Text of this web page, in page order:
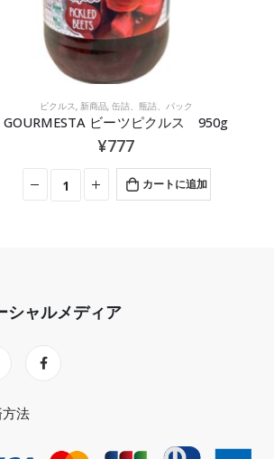
ピクルス, 新商品, 缶詰、瓶詰、パック
GOURMESTA ビーツピクルス 950g
¥777
カートに追加
シャルメディア
法